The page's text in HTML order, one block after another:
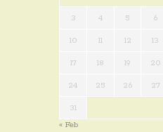
3 4 5 6
10 11 12 13
17 18 19 20
24 25 26 27
31
« Feb